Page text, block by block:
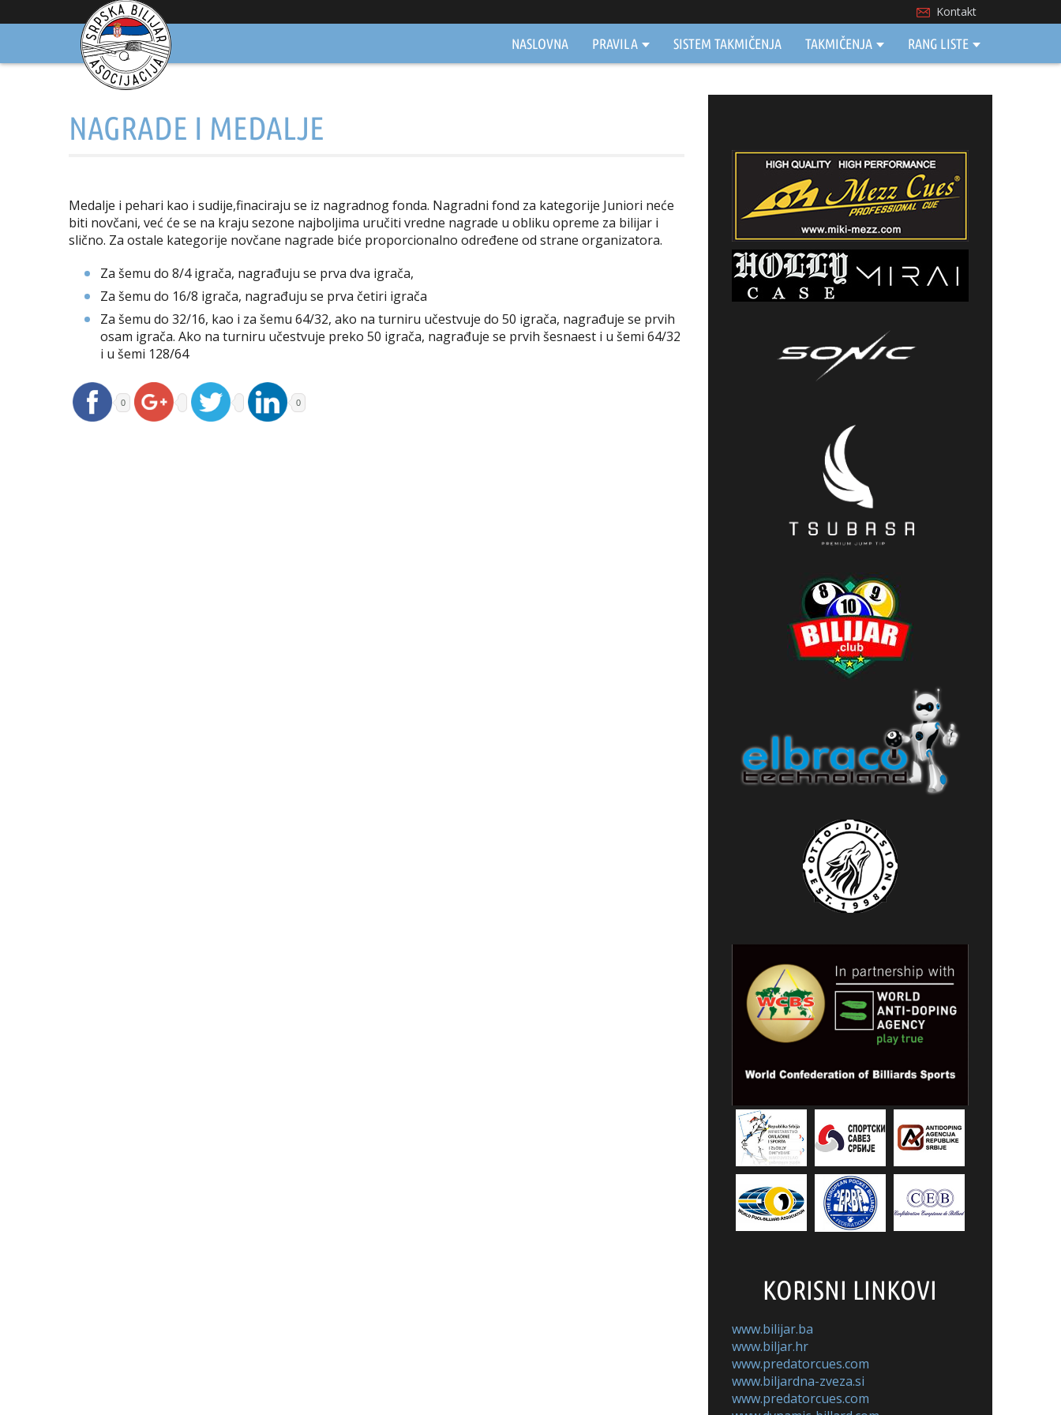
NASLOVNA PRAVILA SISTEM TAKMIČENJA TAKMIČENJA RANG LISTE
Kontakt
NAGRADE I MEDALJE
Medalje i pehari kao i sudije,finaciraju se iz nagradnog fonda. Nagradni fond za kategorije Juniori neće
biti novčani, već će se na kraju sezone najboljima uručiti vredne nagrade u obliku opreme za bilijar i
slično. Za ostale kategorije novčane nagrade biće proporcionalno određene od strane organizatora.
Za šemu do 8/4 igrača, nagrađuju se prva dva igrača,
Za šemu do 16/8 igrača, nagrađuju se prva četiri igrača
Za šemu do 32/16, kao i za šemu 64/32, ako na turniru učestvuje do 50 igrača, nagrađuje se prvih
osam igrača. Ako na turniru učestvuje preko 50 igrača, nagrađuje se prvih šesnaest i u šemi 64/32
i u šemi 128/64
0 0
KORISNI LINKOVI
www.bilijar.ba
www.biljar.hr
www.predatorcues.com
www.biljardna-zveza.si
www.predatorcues.com